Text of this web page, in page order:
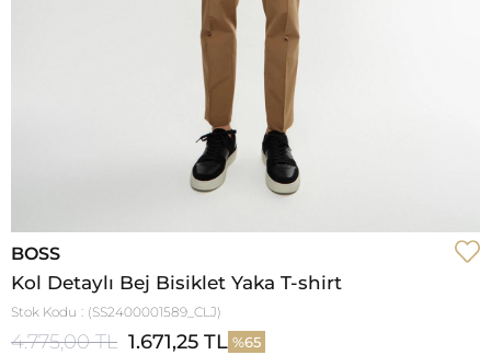
BOSS
Kol Detaylı Bej Bisiklet Yaka T-shirt
Stok Kodu (SS2400001589_CLJ)
4.775,00 TL 1.671,25 TL 65